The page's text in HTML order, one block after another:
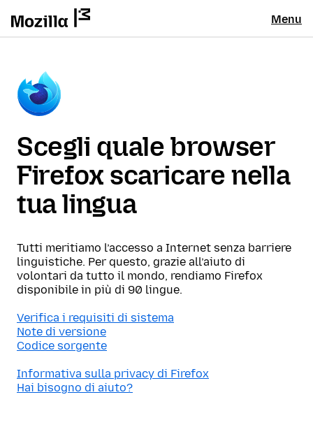
Menu
Scegli quale browser
Firefox scaricare nella
tua lingua
Tutti meritiamo l’accesso a Internet senza barriere
linguistiche. Per questo, grazie all’aiuto di
volontari da tutto il mondo, rendiamo Firefox
disponibile in più di 90 lingue.
Verifica i requisiti di sistema
Note di versione
Codice sorgente
Informativa sulla privacy di Firefox
Hai bisogno di aiuto?